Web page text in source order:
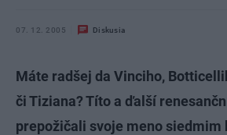
07. 12. 2005 Diskusia
Máte radšej da Vinciho,
či Tiziana? Títo a ďalší
prepožičali svoje meno siedmim